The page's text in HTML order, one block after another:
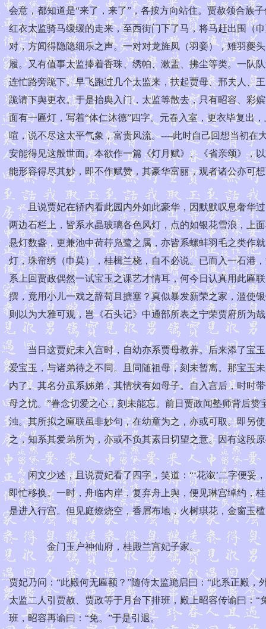
会意，都知道是“来了，来了”，各按方向站住。贾赦领合族
红衣太监骑马缓缓的走来，至西街门下了马，将马赶出围（
对，方闻得隐隐细乐之声。一对对龙旌凤（羽妾），雉羽夔
履。又有值事太监捧着香珠、绣帕、漱盂、拂尘等类。一队
连忙路旁跪下。早飞跑过几个太监来，扶起贾母、邢夫人、
跪请下舆更衣。于是抬舆入门，太监等散去，只有昭容、彩
面有一匾灯，写着“体仁沐德”四字。元春入室，更衣毕复出
喧，说不尽这太平气象，富贵风流。----此时自己回想当初
安能得见这般世面。本欲作一篇《灯月赋》、《省亲颂》，
能形容得尽其妙，即不作赋赞，其豪华富丽，观者诸公亦可
且说贾妃在轿内看此园内外如此豪华，因默默叹息奢华过
两边石栏上，皆系水晶玻璃各色风灯，点的如银花雪浪，上
悬灯数盏，更兼池中荷荇凫鹭之属，亦皆系螺蚌羽毛之类作
灯，珠帘绣（巾莫），桂楫兰桡，自不必说。已而入一石港
系上回贾政偶然一试宝玉之课艺才情耳，何今日认真用此匾
撰，竟用小儿一戏之辞苟且搪塞？真似暴发新荣之家，滥使
则以为大雅可观，岂《石头记》中通部所表之宁荣贾府所为
当日这贾妃未入宫时，自幼亦系贾母教养。后来添了宝玉
爱宝玉，与诸弟待之不同。且同随祖母，刻未暂离。那宝玉
内了。其名分虽系姊弟，其情状有如母子。自入宫后，时时
母之忧。”眷念切爱之心，刻未能忘。前日贾政闻塾师背后
浊。其所拟之匾联虽非妙句，在幼童为之，亦或可取。即另
之，知系其爱弟所为，亦或不负其素日切望之意。因有这段
闲文少述，且说贾妃看了四字，笑道：“‘花溆’二字便妥，
即忙移换。一时，舟临内岸，复弃舟上舆，便见琳宫绰约，
是进入行宫。但见庭燎烧空，香屑布地，火树琪花，金窗玉
金门玉户神仙府，桂殿兰宫妃子家。
贾妃乃问：“此殿何无匾额？”随侍太监跪启曰：“此系正殿
太监二人引贾赦、贾政等于月台下排班，殿上昭容传谕曰：
班，昭容再谕曰：“免。”于是引退。